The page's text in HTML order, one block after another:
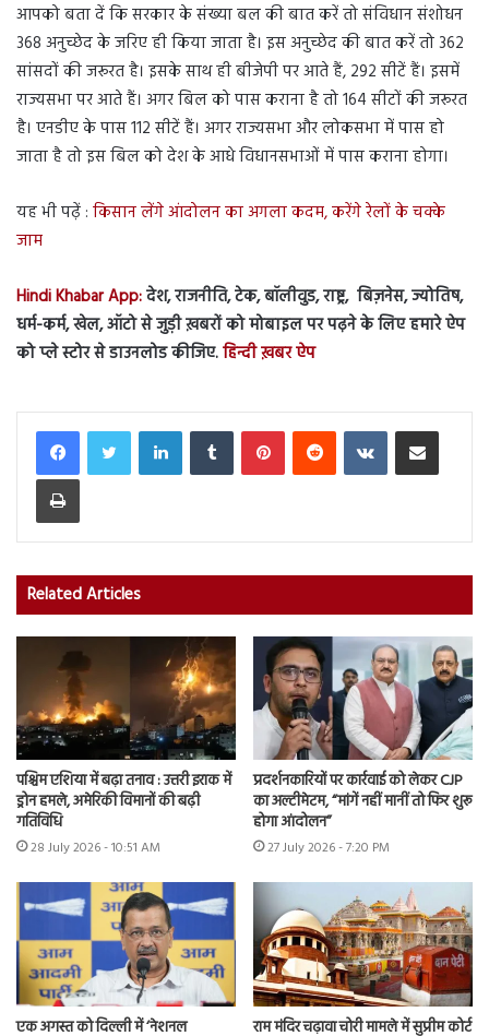
आपको बता दें कि सरकार के संख्या बल की बात करें तो संविधान संशोधन
368 अनुच्छेद के जरिए ही किया जाता है। इस अनुच्छेद की बात करें तो 362
सांसदों की जरूरत है। इसके साथ ही बीजेपी पर आते हैं, 292 सीटें हैं। इसमें
राज्यसभा पर आते हैं। अगर बिल को पास कराना है तो 164 सीटों की जरूरत
है। एनडीए के पास 112 सीटें हैं। अगर राज्यसभा और लोकसभा में पास हो
जाता है तो इस बिल को देश के आधे विधानसभाओं में पास कराना होगा।
यह भी पढ़ें : किसान लेंगे आंदोलन का अगला कदम, करेंगे रेलों के चक्के
जाम
Hindi Khabar App:देश, राजनीति, टेक, बॉलीवुड, राष्ट्र, बिज़नेस, ज्योतिष,
धर्म-कर्म, खेल, ऑटो से जुड़ी ख़बरों को मोबाइल पर पढ़ने के लिए हमारे ऐप
को प्ले स्टोर से डाउनलोड कीजिए.हिन्दी ख़बर ऐप
LinkedInTumblr PinterestReddit VKontakteShare via Email
Print
Related Articles
पश्चिम एशिया में बढ़ा तनाव : उत्तरी इराक में
ड्रोन हमले, अमेरिकी विमानों की बढ़ी
गतिविधि
28 July 2026 - 10:51 AM
प्रदर्शनकारियों पर कार्रवाई को लेकर CJP
का अल्टीमेटम, “मांगें नहीं मानीं तो फिर शुरू
होगा आंदोलन”
27 July 2026 - 7:20 PM
एक अगस्त को दिल्ली में ‘नेशनल
राम मंदिर चढ़ावा चोरी मामले में सुप्रीम कोर्ट